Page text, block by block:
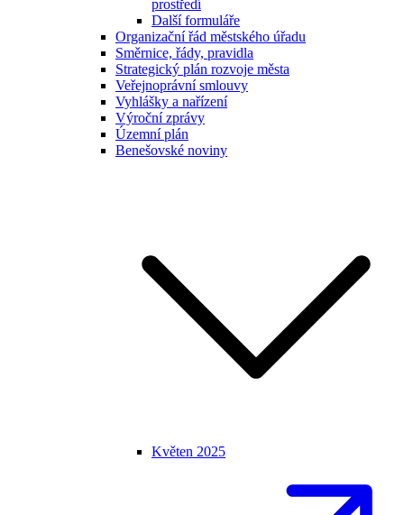
prostředí
Další formuláře
Organizační řád městského úřadu
Směrnice, řády, pravidla
Strategický plán rozvoje města
Veřejnoprávní smlouvy
Vyhlášky a nařízení
Výroční zprávy
Územní plán
Benešovské noviny
Květen 2025